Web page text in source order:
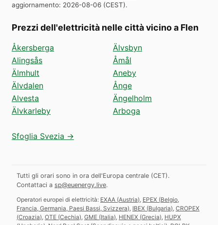
aggiornamento: 2026-08-06 (CEST).
Prezzi dell'elettricità nelle città vicino a Flen
Åkersberga
Alingsås
Älmhult
Älvdalen
Alvesta
Älvkarleby
Älvsbyn
Åmål
Aneby
Ånge
Ängelholm
Arboga
Sfoglia Svezia →
Tutti gli orari sono in ora dell'Europa centrale (CET).
Contattaci a sp@euenergy.live.
Operatori europei di elettricità: EXAA (Austria) EPEX (Belgio,
Francia, Germania, Paesi Bassi, Svizzera) IBEX (Bulgaria) CROPEX
(Croazia) OTE (Cechia) GME (Italia) HENEX (Grecia) HUPX